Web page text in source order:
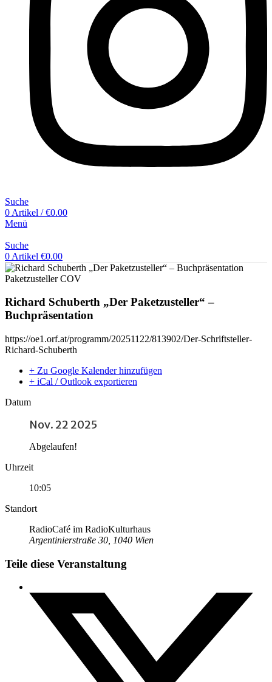
Suche
0 Artikel / €0.00
Menü
Suche
0 Artikel €0.00
Richard Schuberth „Der Paketzusteller“ –
Buchpräsentation
https://oe1.orf.at/programm/20251122/813902/Der-Schriftsteller-
Richard-Schuberth
+ Zu Google Kalender hinzufügen
+ iCal / Outlook exportieren
Datum
Nov. 22 2025
Abgelaufen!
Uhrzeit
10:05
Standort
RadioCafé im RadioKulturhaus
Argentinierstraße 30, 1040 Wien
Teile diese Veranstaltung